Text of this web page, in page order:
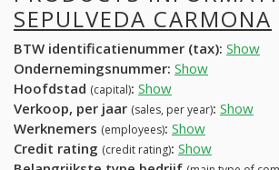
SEPULVEDA CARMONA
BTW identificatienummer (tax): Show
Ondernemingsnummer: Show
Hoofdstad (capital): Show
Verkoop, per jaar (sales, per year): Show
Werknemers (employees): Show
Credit rating (credit rating): Show